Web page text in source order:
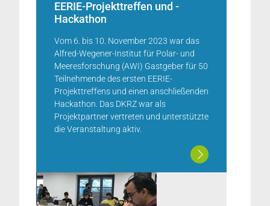
EERIE-Projekttreffen und -
Hackathon
Vom 6. bis 10. November 2023 war das
Alfred-Wegener-Institut für Polar- und
Meeresforschung (AWI) Gastgeber für 50
Teilnehmende des ersten EERIE-
Projekttreffens und einen anschließenden
Hackathon. Das DKRZ war als
Projektpartner vertreten und unterstützte
die Veranstaltung aktiv.